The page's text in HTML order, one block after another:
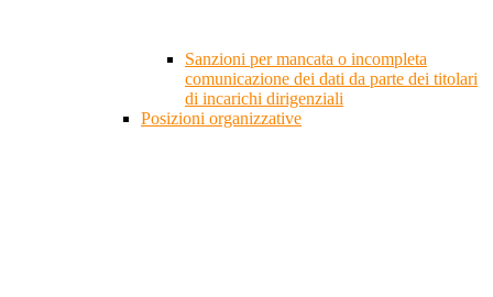
Sanzioni per mancata o incompleta
comunicazione dei dati da parte dei titolari
di incarichi dirigenziali
Posizioni organizzative